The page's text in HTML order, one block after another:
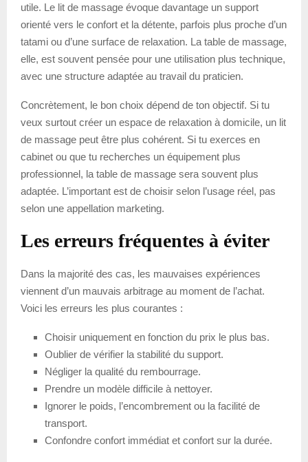
utile. Le lit de massage évoque davantage un support
orienté vers le confort et la détente, parfois plus proche d’un
tatami ou d’une surface de relaxation. La table de massage,
elle, est souvent pensée pour une utilisation plus technique,
avec une structure adaptée au travail du praticien.
Concrètement, le bon choix dépend de ton objectif. Si tu
veux surtout créer un espace de relaxation à domicile, un lit
de massage peut être plus cohérent. Si tu exerces en
cabinet ou que tu recherches un équipement plus
professionnel, la table de massage sera souvent plus
adaptée. L’important est de choisir selon l’usage réel, pas
selon une appellation marketing.
Les erreurs fréquentes à éviter
Dans la majorité des cas, les mauvaises expériences
viennent d’un mauvais arbitrage au moment de l’achat.
Voici les erreurs les plus courantes :
Choisir uniquement en fonction du prix le plus bas.
Oublier de vérifier la stabilité du support.
Négliger la qualité du rembourrage.
Prendre un modèle difficile à nettoyer.
Ignorer le poids, l’encombrement ou la facilité de
transport.
Confondre confort immédiat et confort sur la durée.